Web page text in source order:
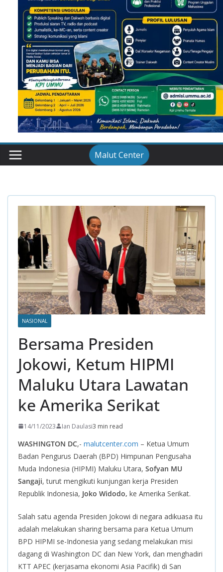
Malut Center
NASIONAL
Bersama Presiden
Jokowi, Ketum HIPMI
Maluku Utara Lawatan
ke Amerika Serikat
14/11/2023 Ian Daulasi3 min read
WASHINGTON DC,- malutcenter.com – Ketua Umum
Badan Pengurus Daerah (BPD) Himpunan Pengusaha
Muda Indonesia (HIPMI) Maluku Utara, Sofyan MU
Sangaji, turut mengikuti kunjungan kerja Presiden
Republik Indonesia, Joko Widodo, ke Amerika Serikat.
Salah satu agenda Presiden Jokowi di negara adikuasa itu
adalah melakukan sharing bersama para Ketua Umum
BPD HIPMI se-Indonesia yang sedang melakukan misi
dagang di Washington DC dan New York, dan menghadiri
KTT APEC (kerjasama ekonomi Asia Pacifik) di San